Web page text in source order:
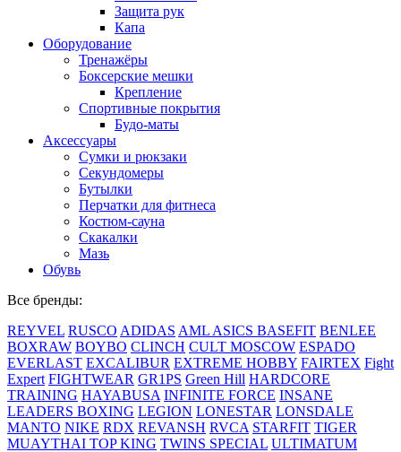
Защита рук
Капа
Оборудование
Тренажёры
Боксерские мешки
Крепление
Спортивные покрытия
Будо-маты
Аксессуары
Сумки и рюкзаки
Секундомеры
Бутылки
Перчатки для фитнеса
Костюм-сауна
Скакалки
Мазь
Обувь
Все бренды:
REYVEL RUSCO ADIDAS AML ASICS BASEFIT BENLEE
BOXRAW BOYBO CLINCH CULT MOSCOW ESPADO
EVERLAST EXCALIBUR EXTREME HOBBY FAIRTEX Fight
Expert FIGHTWEAR GR1PS Green Hill HARDCORE
TRAINING HAYABUSA INFINITE FORCE INSANE
LEADERS BOXING LEGION LONESTAR LONSDALE
MANTO NIKE RDX REVANSH RVCA STARFIT TIGER
MUAYTHAI TOP KING TWINS SPECIAL ULTIMATUM